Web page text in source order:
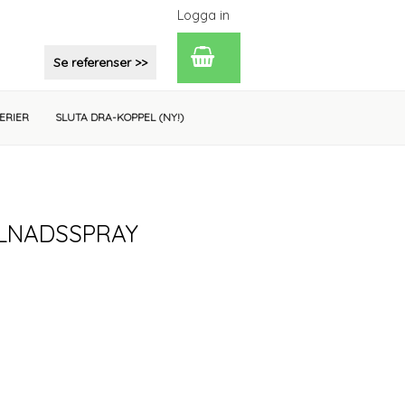
Logga in
Se referenser >>
SLUTA DRA-KOPPEL (NY!)